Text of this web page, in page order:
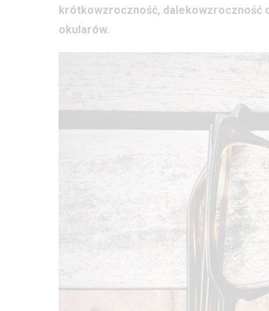
krótkowzroczność, dalekowzroczność
okularów.